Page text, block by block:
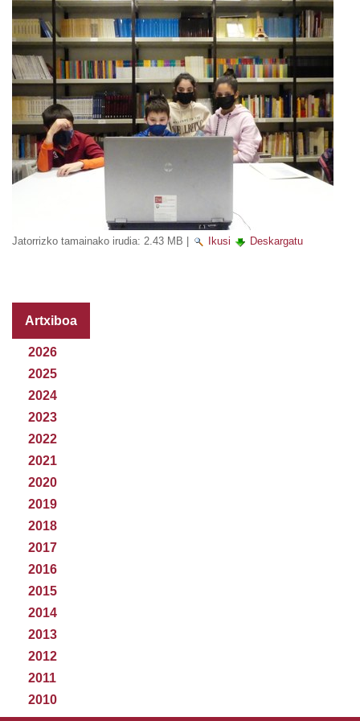
Jatorrizko tamainako irudia: 2.43 MB Ikusi Deskargatu
Artxiboa
2026
2025
2024
2023
2022
2021
2020
2019
2018
2017
2016
2015
2014
2013
2012
2011
2010